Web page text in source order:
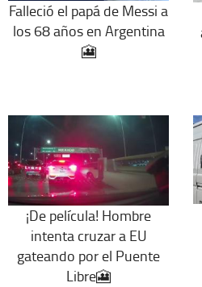
Falleció el papá de Messi a
los 68 años en Argentina
🎦
¡De película! Hombre
intenta cruzar a EU
gateando por el Puente
Libre🎦